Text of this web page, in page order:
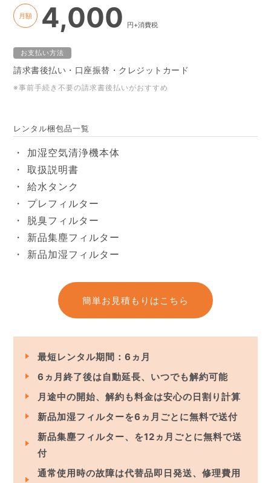
4,000
お支払い方法
請求書後払い・口座振替・クレジットカード
※事前手続き不要の請求書後払いがおすすめ
レンタル梱包品一覧
加湿空気清浄機本体
取扱説明書
給水タンク
プレフィルター
脱臭フィルター
新品集塵フィルター
新品加湿フィルター
簡単お見積もりはこちら
最短レンタル期間：6ヵ月
6ヵ月終了後は自動延長、いつでも解約可能
月途中の開始、解約も料金は安心の日割り計算
新品加湿フィルターを6ヵ月ごとに無料で送付
新品集塵フィルター、を12ヵ月ごとに無料で送
付
通常使用時の故障は代替品即日発送、修理費用